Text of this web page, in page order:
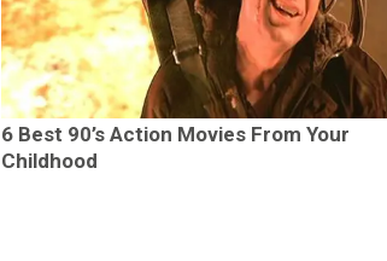
6 Best 90’s Action Movies From Your
Childhood